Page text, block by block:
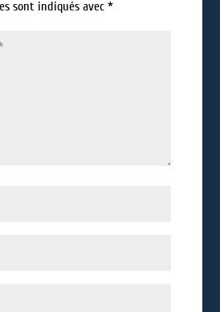
sont indiqués avec *